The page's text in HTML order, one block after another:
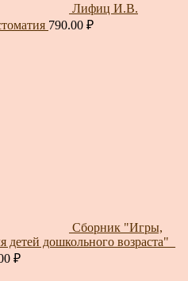
Лифиц И.В.
790.00 ₽
Сборник "Игры,
дошкольного возраста"_
₽